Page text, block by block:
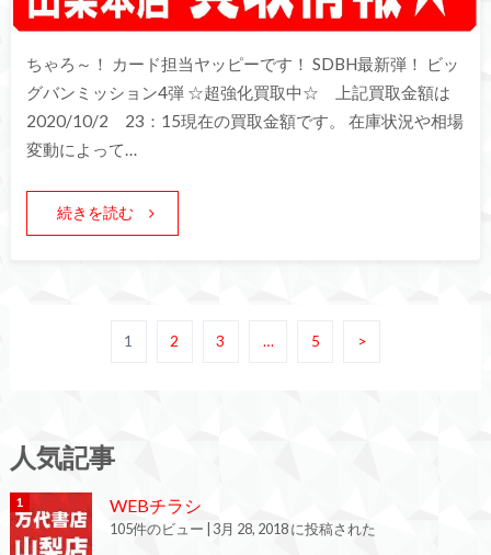
ちゃろ～！ カード担当ヤッピーです！ SDBH最新弾！ ビッ
グバンミッション4弾 ☆超強化買取中☆ 上記買取金額は
2020/10/2 23：15現在の買取金額です。 在庫状況や相場
変動によって…
続きを読む
1 2 3 … 5 >
人気記事
WEBチラシ
105件のビュー 3月 28, 2018 に投稿された